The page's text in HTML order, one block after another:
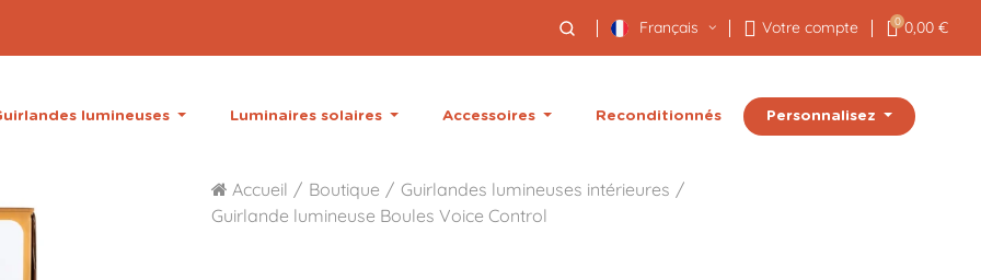
Français Votre compte 0 0,00 €
lumineuses Luminaires solaires Accessoires Reconditionnés Personnalisez
Accueil Boutique
Guirlandes lumineuses intérieures
Guirlande lumineuse Boules Voice Control